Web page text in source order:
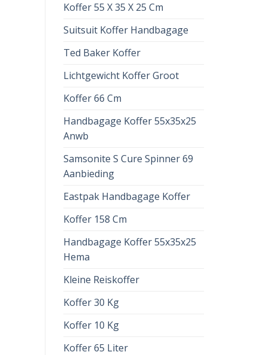
Koffer 55 X 35 X 25 Cm
Suitsuit Koffer Handbagage
Ted Baker Koffer
Lichtgewicht Koffer Groot
Koffer 66 Cm
Handbagage Koffer 55x35x25
Anwb
Samsonite S Cure Spinner 69
Aanbieding
Eastpak Handbagage Koffer
Koffer 158 Cm
Handbagage Koffer 55x35x25
Hema
Kleine Reiskoffer
Koffer 30 Kg
Koffer 10 Kg
Koffer 65 Liter